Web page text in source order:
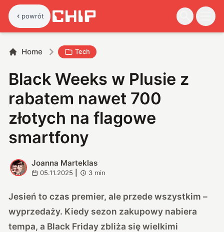
powrót
Home Tech
Black Weeks w Plusie z
rabatem nawet 700
złotych na flagowe
smartfony
J
Joanna Marteklas
05.11.2025 3 min
Jesień to czas premier, ale przede wszystkim –
wyprzedaży. Kiedy sezon zakupowy nabiera
tempa, a Black Friday zbliża się wielkimi